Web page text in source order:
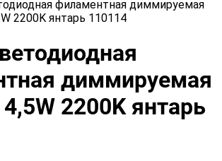
филаментная диммируемая
2200K янтарь 110114
диммируемая
2200K янтарь